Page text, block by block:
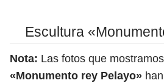
Escultura
Nota: Las fotos que
«Monumento rey Pelayo»